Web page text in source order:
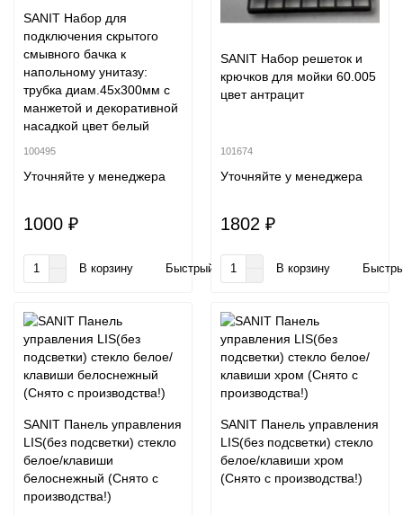
SANIT Набор для
подключения скрытого
смывного бачка к
напольному унитазу:
трубка диам.45х300мм с
манжетой и декоративной
насадкой цвет белый
100495
Уточняйте у менеджера
1000 ₽
В корзину Быстрый заказ
SANIT Набор решеток и
крючков для мойки 60.005
цвет антрацит
101674
Уточняйте у менеджера
1802 ₽
В корзину
SANIT Панель управления
LIS(без подсветки) стекло
белое/клавиши
белоснежный (Снято с
производства!)
SANIT Панель управления
LIS(без подсветки) стекло
белое/клавиши хром
(Снято с производства!)